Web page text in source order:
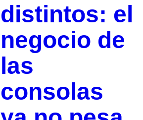
distintos: el
negocio de
las
consolas